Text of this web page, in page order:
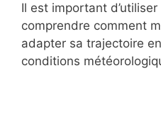
Il est important
comprendre comment
adapter sa trajectoire
conditions